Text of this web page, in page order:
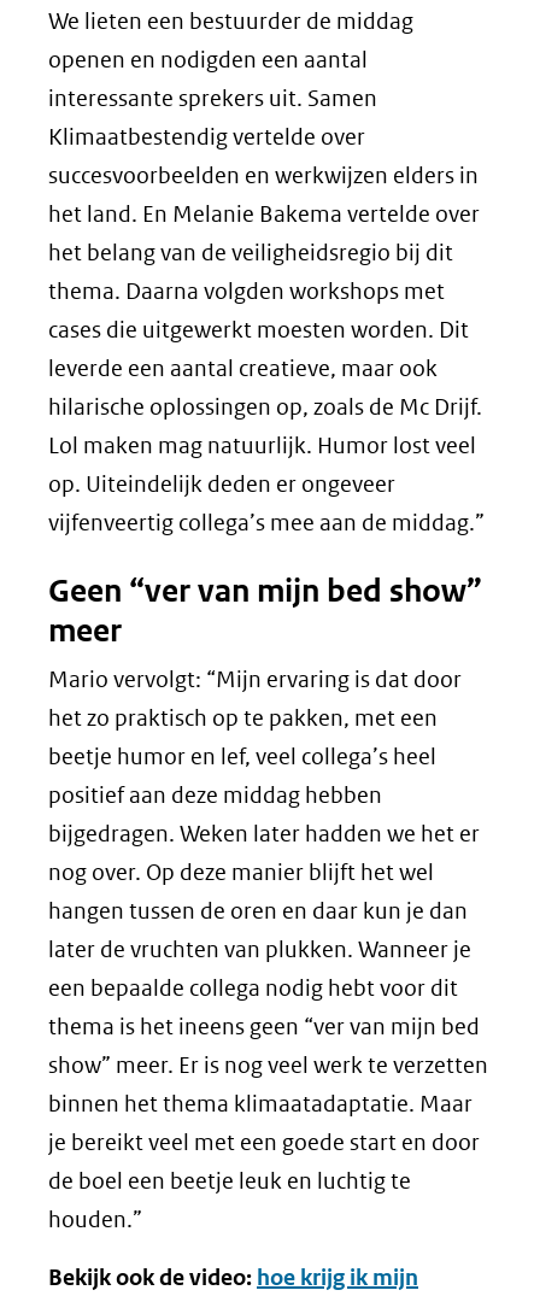
We lieten een bestuurder de middag
openen en nodigden een aantal
interessante sprekers uit. Samen
Klimaatbestendig vertelde over
succesvoorbeelden en werkwijzen elders in
het land. En Melanie Bakema vertelde over
het belang van de veiligheidsregio bij dit
thema. Daarna volgden workshops met
cases die uitgewerkt moesten worden. Dit
leverde een aantal creatieve, maar ook
hilarische oplossingen op, zoals de Mc Drijf.
Lol maken mag natuurlijk. Humor lost veel
op. Uiteindelijk deden er ongeveer
vijfenveertig collega’s mee aan de middag.”
Geen “ver van mijn bed show”
meer
Mario vervolgt: “Mijn ervaring is dat door
het zo praktisch op te pakken, met een
beetje humor en lef, veel collega’s heel
positief aan deze middag hebben
bijgedragen. Weken later hadden we het er
nog over. Op deze manier blijft het wel
hangen tussen de oren en daar kun je dan
later de vruchten van plukken. Wanneer je
een bepaalde collega nodig hebt voor dit
thema is het ineens geen “ver van mijn bed
show” meer. Er is nog veel werk te verzetten
binnen het thema klimaatadaptatie. Maar
je bereikt veel met een goede start en door
de boel een beetje leuk en luchtig te
houden.”
Bekijk ook de video: hoe krijg ik mijn